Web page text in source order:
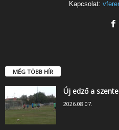
Kapcsolat:
MÉG TÖBB HÍR
Új edző a
2026.08.07.